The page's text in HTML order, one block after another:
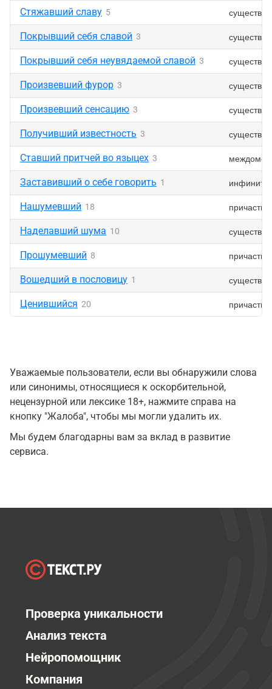
Стяжавший славу 5
Покрывший себя славой 3
Покрывший себя неувядаемой славой 3
Произвевший фурор 3
Произвевший сенсацию 3
Получивший известность 3
Ставший притчей во языцех 3
Заставивший о себе говорить 1
Нашумевший 18 причастие
Наделавший шума 10
Прошумевший 8 причастие
Вошедший в пословицу 1
Ценившийся 20 причастие
Уважаемые пользователи, если вы обнаружили слова
или синонимы, относящиеся к оскорбительной,
нецензурной или лексике 18+, нажмите справа на
кнопку "Жалоба", чтобы мы могли удалить их.
Мы будем благодарны вам за вклад в развитие
сервиса.
Проверка уникальности
Анализ текста
Нейропомощник
Компания